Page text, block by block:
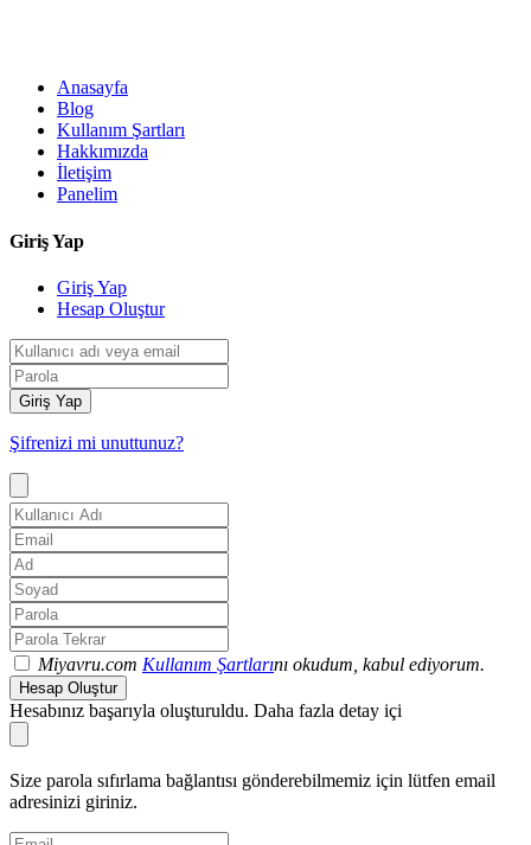
Anasayfa
Blog
Kullanım Şartları
Hakkımızda
İletişim
Panelim
Giriş Yap
Giriş Yap
Hesap Oluştur
Giriş Yap
Şifrenizi mi unuttunuz?
Miyavru.com Kullanım Şartlarını okudum, kabul ediyorum.
Hesap Oluştur
Hesabınız başarıyla oluşturuldu. Daha fazla detay içi
Size parola sıfırlama bağlantısı gönderebilmemiz için lütfen email
adresinizi giriniz.